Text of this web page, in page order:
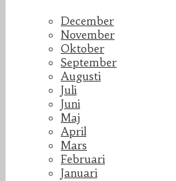
December
November
Oktober
September
Augusti
Juli
Juni
Maj
April
Mars
Februari
Januari